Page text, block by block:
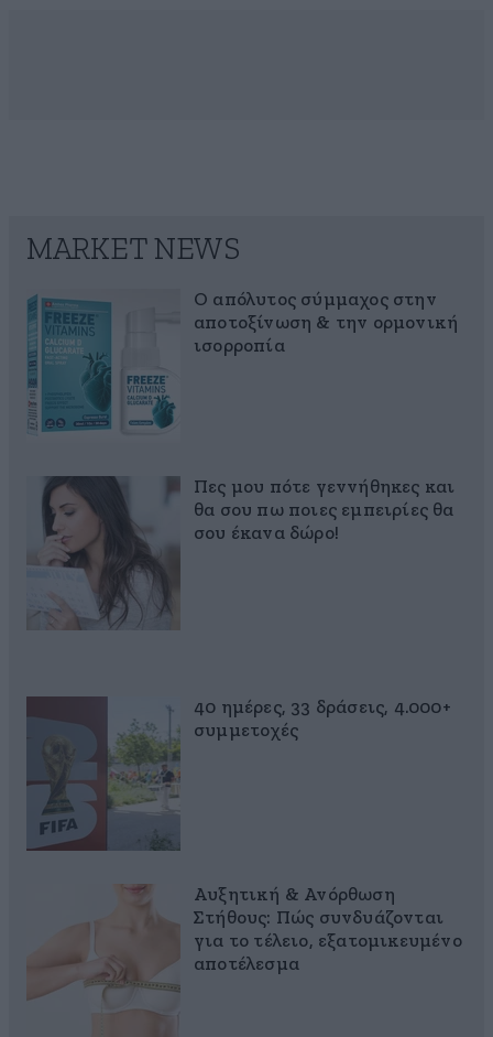
MARKET NEWS
Ο απόλυτος σύμμαχος στην
αποτοξίνωση & την ορμονική
ισορροπία
Πες μου πότε γεννήθηκες και
θα σου πω ποιες εμπειρίες θα
σου έκανα δώρο!
40 ημέρες, 33 δράσεις, 4.000+
συμμετοχές
Αυξητική & Ανόρθωση
Στήθους: Πώς συνδυάζονται
για το τέλειο, εξατομικευμένο
αποτέλεσμα